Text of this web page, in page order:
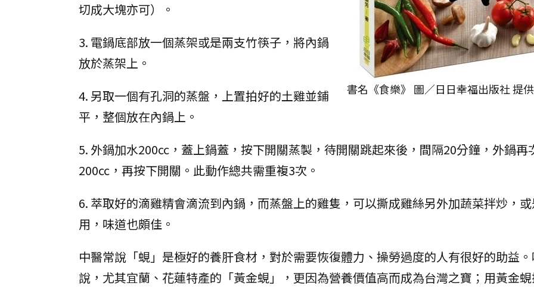
書名《食樂》 圖／日日幸福出版社 提供
切成大塊亦可）。
3. 電鍋底部放一個蒸架或是兩支竹筷子，將內鍋
放於蒸架上。
4. 另取一個有孔洞的蒸盤，上置拍好的土雞並鋪
平，整個放在內鍋上。
5. 外鍋加水200cc，蓋上鍋蓋，按下開關蒸製，待開關跳起來後，間隔20分鐘，外鍋再
200cc，再按下開關。此動作總共需重複3次。
6. 萃取好的滴雞精會滴流到內鍋，而蒸盤上的雞隻，可以撕成雞絲另外加蔬菜拌炒，
用，味道也頗佳。
中醫常說「蜆」是極好的養肝食材，對於需要恢復體力、操勞過度的人有很好的助益
說，尤其宜蘭、花蓮特產的「黃金蜆」，更因為營養價值高而成為台灣之寶；用黃金